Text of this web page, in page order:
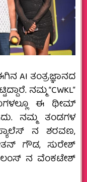
AI ತಂತ್ರಜ್ಞಾನದ
ನಮ್ಮ “CWKL”
ಈ ಥೀಮ್
ನಮ್ಮ ತಂಡಗಳ
ನ ಶರವಣ,‌
ಗೌಡ, ಸುರೇಶ್
ನ ವೆಂಕಟೇಶ್